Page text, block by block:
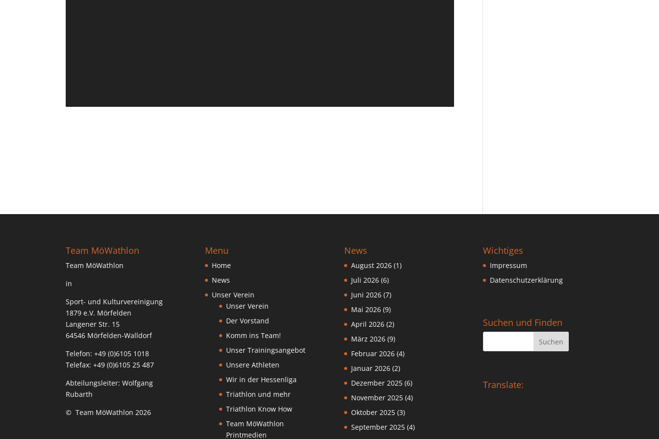
Team MöWathlon
Team MöWathlon
in
Sport- und Kulturvereinigung
1879 e.V. Mörfelden
Langener Str. 15
64546 Mörfelden-Walldorf
Telefon: +49 (0)6105 1018
Telefax: +49 (0)6105 25 487
Abteilungsleiter: Wolfgang
Rubarth
© Team MöWathlon 2026
Menu
Home
News
Unser Verein
Unser Verein
Der Vorstand
Komm ins Team!
Unser Trainingsangebot
Unsere Athleten
Wir in der Hessenliga
Triathlon und mehr
Triathlon Know How
Team MöWathlon
Printmedien
News
August 2026(1)
Juli 2026(6)
Juni 2026(7)
Mai 2026(9)
April 2026(2)
März 2026(9)
Februar 2026(4)
Januar 2026(2)
Dezember 2025(6)
November 2025(4)
Oktober 2025(3)
September 2025(4)
Wichtiges
Impressum
Datenschutzerklärung
Suchen und Finden
Translate: